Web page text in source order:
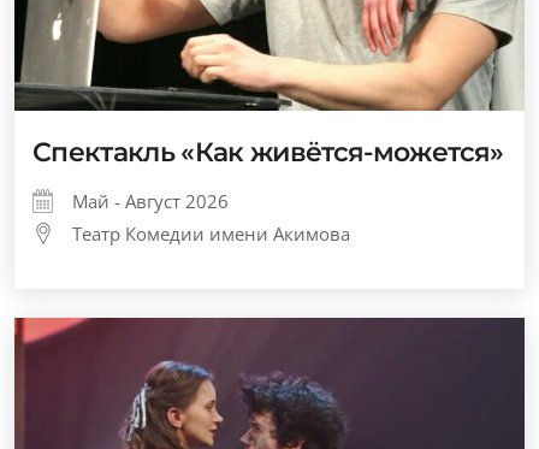
Спектакль «Как живётся-можется»
Май - Август 2026
Театр Комедии имени Акимова